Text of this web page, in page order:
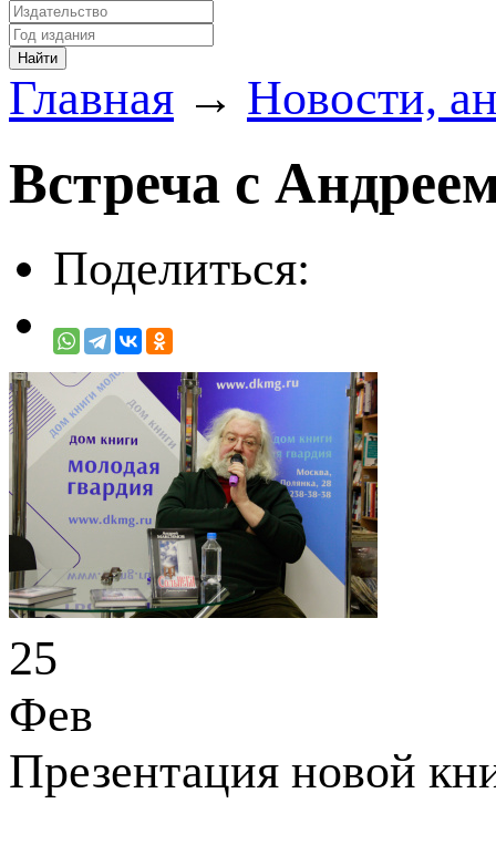
Главная → Новости,
Встреча с
Поделиться:
25
Фев
Презентация новой